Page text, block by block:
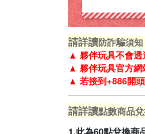
請詳讀防詐騙須知
▲ 夥伴玩具不會
▲ 夥伴玩具官方網
▲ 若接到+886開
請詳讀點數商品
1.此為60點兌換商